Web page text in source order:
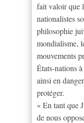
fait valoir que
nationalistes
philosophie
mondialisme,
mouvements
États-nations
ainsi en
protéger.
« En tant que
de nous